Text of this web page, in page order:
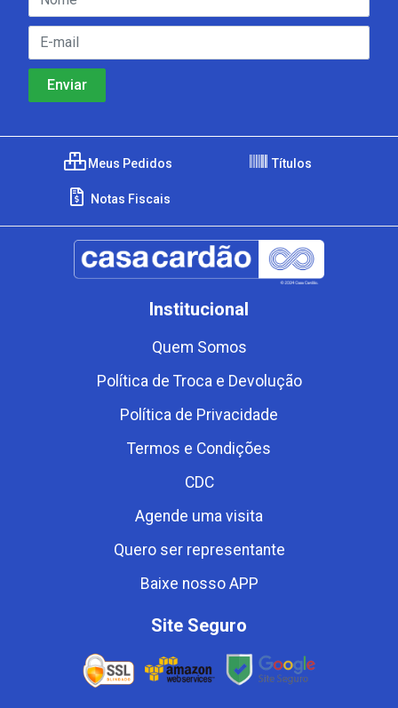
Meus Pedidos Títulos
Notas Fiscais
Institucional
Quem Somos
Política de Troca e Devolução
Política de Privacidade
Termos e Condições
CDC
Agende uma visita
Quero ser representante
Baixe nosso APP
Site Seguro